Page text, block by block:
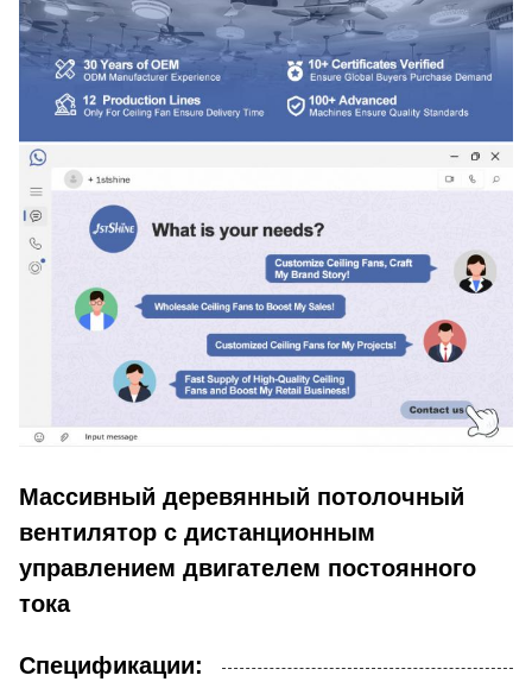
Массивный деревянный потолочный
вентилятор с дистанционным
управлением двигателем постоянного
тока
Спецификации: